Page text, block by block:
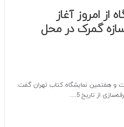
از امروز آغاز
گمرک در محل
و هفتمین نمایشگاه کتاب تهران گفت:
از تاریخ 5…